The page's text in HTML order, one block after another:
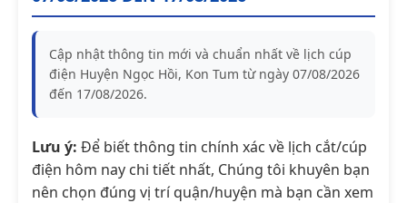
Cập nhật thông tin mới và chuẩn nhất về lịch cúp
điện Huyện Ngọc Hồi, Kon Tum từ ngày 07/08/2026
đến 17/08/2026.
Lưu ý: Để biết thông tin chính xác về lịch cắt/cúp
điện hôm nay chi tiết nhất, Chúng tôi khuyên bạn
nên chọn đúng vị trí quận/huyện mà bạn cần xem